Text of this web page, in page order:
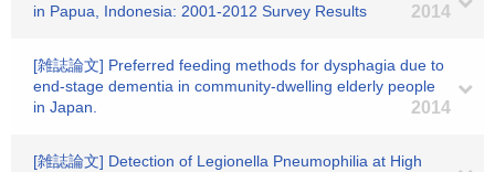
in Papua, Indonesia: 2001-2012 Survey Results
2014
[雑誌論文] Preferred feeding methods for dysphagia due to
end-stage dementia in community-dwelling elderly people
in Japan.
2014
[雑誌論文] Detection of Legionella Pneumophilia at High